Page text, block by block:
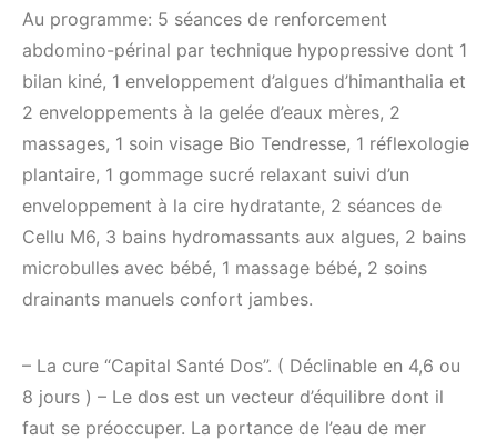
Au programme: 5 séances de renforcement
abdomino-périnal par technique hypopressive dont 1
bilan kiné, 1 enveloppement d’algues d’himanthalia et
2 enveloppements à la gelée d’eaux mères, 2
massages, 1 soin visage Bio Tendresse, 1 réflexologie
plantaire, 1 gommage sucré relaxant suivi d’un
enveloppement à la cire hydratante, 2 séances de
Cellu M6, 3 bains hydromassants aux algues, 2 bains
microbulles avec bébé, 1 massage bébé, 2 soins
drainants manuels confort jambes.
– La cure “Capital Santé Dos”. ( Déclinable en 4,6 ou
8 jours ) – Le dos est un vecteur d’équilibre dont il
faut se préoccuper. La portance de l’eau de mer